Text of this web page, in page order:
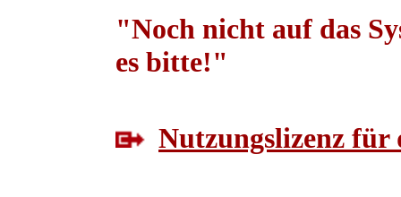
"Noch nicht auf das
es bitte!"
Nutzungslizenz